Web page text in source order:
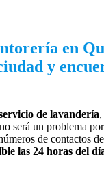
en
y
de lavandería
será un problema
de contactos
las 24 horas del